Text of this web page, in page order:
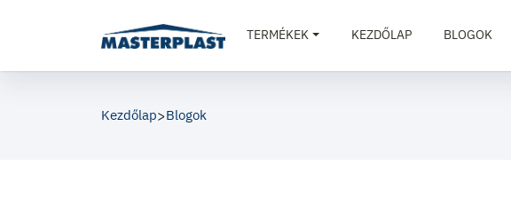
TERMÉKEK KEZDŐLAP BLOGOK
Kezdőlap>Blogok